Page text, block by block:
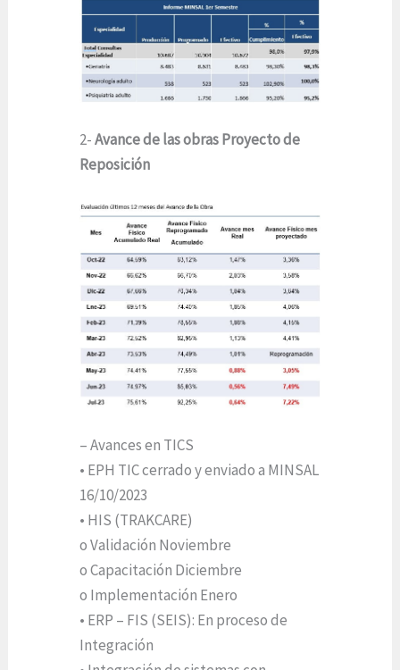
2-Avance de las obras Proyecto de
Reposición
– Avances en TICS
• EPH TIC cerrado y enviado a MINSAL
16/10/2023
• HIS (TRAKCARE)
o Validación Noviembre
o Capacitación Diciembre
o Implementación Enero
• ERP – FIS (SEIS): En proceso de
Integración